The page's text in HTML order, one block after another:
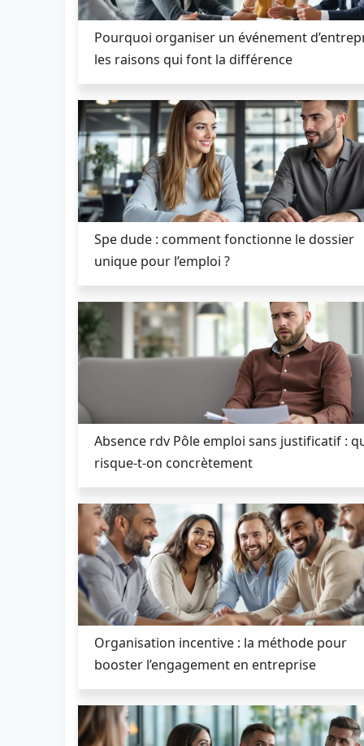
Pourquoi organiser un événement
les raisons qui font la différence
Spe dude : comment fonctionne le dossier
unique pour l’emploi ?
Absence rdv Pôle emploi sans justificatif :
risque-t-on concrètement
Organisation incentive : la méthode pour
booster l’engagement en entreprise